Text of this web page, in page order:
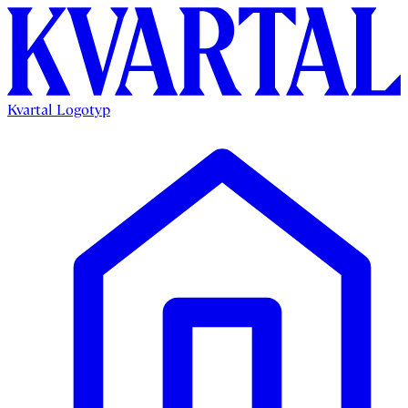
Kvartal Logotyp